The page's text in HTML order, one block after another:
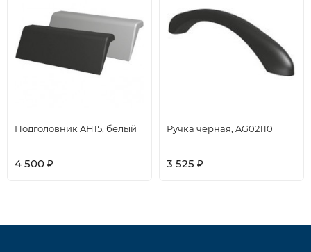
Подголовник AH15, белый
4 500 ₽
Ручка чёрная, AG02110
3 525 ₽